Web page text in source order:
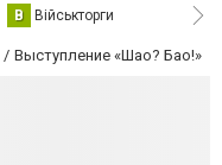
В Військторги
Выступление «Шао? Бао!»